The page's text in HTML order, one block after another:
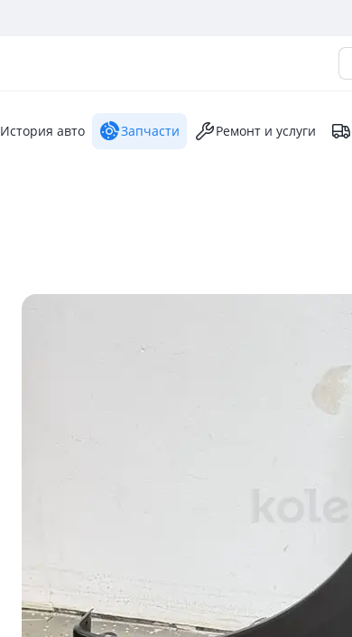
История авто Запчасти Ремонт и услуги